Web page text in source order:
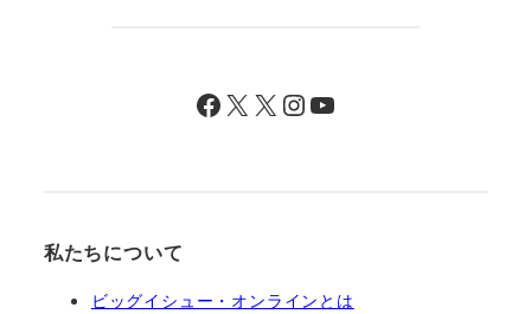
Facebook X X InstagramYouTube
私たちについて
ビッグイシュー・オンラインとは